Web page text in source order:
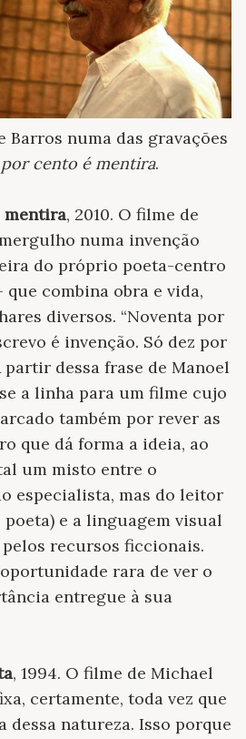
Barros numa das gravações
por cento é mentira.
mentira, 2010. O filme de
numa invenção
do próprio poeta-centro
combina obra e vida,
diversos. “Noventa por
é invenção. Só dez por
partir dessa frase de Manoel
a linha para um filme cujo
também por rever as
que dá forma a ideia, ao
um misto entre o
especialista, mas do leitor
e a linguagem visual
recursos ficcionais.
rara de ver o
entregue à sua
, 1994. O filme de Michael
certamente, toda vez que
dessa natureza. Isso porque